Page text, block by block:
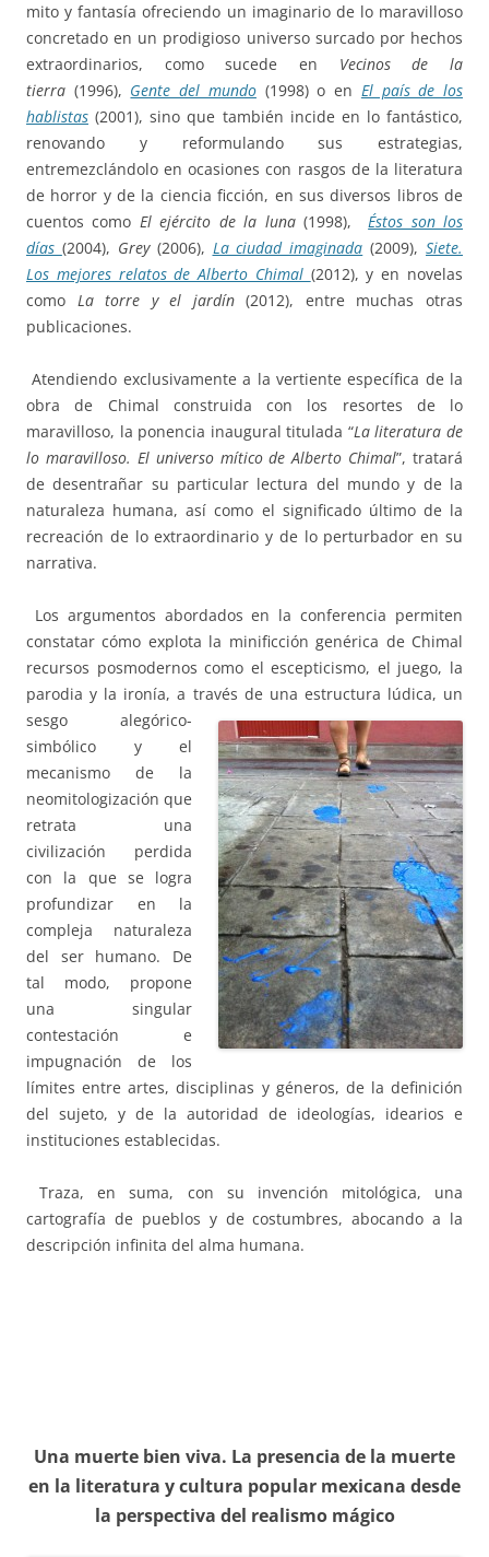
mito y fantasía ofreciendo un imaginario de lo maravilloso
concretado en un prodigioso universo surcado por hechos
extraordinarios, como sucede en Vecinos de la
tierra (1996), Gente del mundo(1998) o en El país de los
hablistas (2001), sino que también incide en lo fantástico,
renovando y reformulando sus estrategias,
entremezclándolo en ocasiones con rasgos de la literatura
de horror y de la ciencia ficción, en sus diversos libros de
cuentos como El ejército de la luna(1998),Éstos son los
días (2004), Grey (2006), La ciudad imaginada (2009), Siete.
Los mejores relatos de Alberto Chimal (2012), y en novelas
como La torre y el jardín(2012), entre muchas otras
publicaciones.
Atendiendo exclusivamente a la vertiente específica de la
obra de Chimal construida con los resortes de lo
maravilloso, la ponencia inaugural titulada “La literatura de
lo maravilloso. El universo mítico de Alberto Chimal”, tratará
de desentrañar su particular lectura del mundo y de la
naturaleza humana, así como el significado último de la
recreación de lo extraordinario y de lo perturbador en su
narrativa.
Los argumentos abordados en la conferencia permiten
constatar cómo explota la minificción genérica de Chimal
recursos posmodernos como el escepticismo, el juego, la
parodia y la ironía, a través de una estructura lúdica, un
sesgo alegórico-
simbólico y el
mecanismo de la
neomitologización que
retrata una
civilización perdida
con la que se logra
profundizar en la
compleja naturaleza
del ser humano. De
tal modo, propone
una singular
contestación e
impugnación de los
límites entre artes, disciplinas y géneros, de la definición
del sujeto, y de la autoridad de ideologías, idearios e
instituciones establecidas.
Traza, en suma, con su invención mitológica, una
cartografía de pueblos y de costumbres, abocando a la
descripción infinita del alma humana.
Una muerte bien viva. La presencia de la muerte
en la literatura y cultura popular mexicana desde
la perspectiva del realismo mágico